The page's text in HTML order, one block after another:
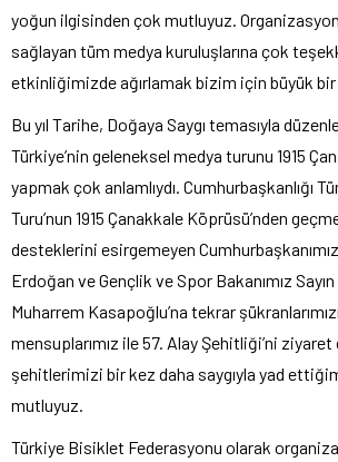
yoğun ilgisinden çok mutluyuz.
sağlayan tüm medya kuruluşlarına çok
etkinliğimizde ağırlamak bizim için büyük bir
Bu yıl Tarihe, Doğaya Saygı temasıyla
Türkiye’nin geleneksel medya turunu 1915
yapmak çok anlamlıydı. Cumhurbaşkanlığı
Turu’nun 1915 Çanakkale Köprüsü’nden
desteklerini esirgemeyen
Erdoğan ve Gençlik ve Spor Bakanımız
Muharrem Kasapoğlu’na tekrar
mensuplarımız ile 57. Alay Şehitliği’ni
şehitlerimizi bir kez daha saygıyla yad
mutluyuz.
Türkiye Bisiklet Federasyonu olarak